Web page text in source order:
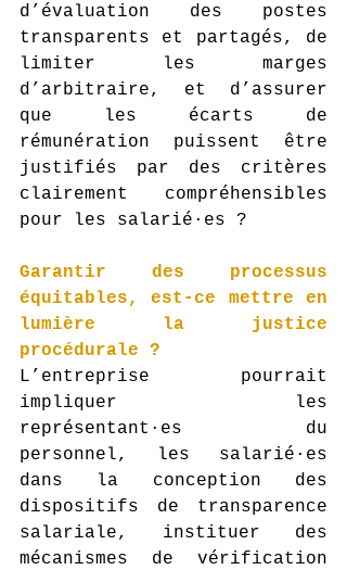
d’évaluation des postes
transparents et partagés, de
limiter les marges
d’arbitraire, et d’assurer
que les écarts de
rémunération puissent être
justifiés par des critères
clairement compréhensibles
pour les salarié·es ?
Garantir des processus
équitables, est-ce mettre en
lumière la justice
procédurale ?
L’entreprise pourrait
impliquer les
représentant·es du
personnel, les salarié·es
dans la conception des
dispositifs de transparence
salariale, instituer des
mécanismes de vérification